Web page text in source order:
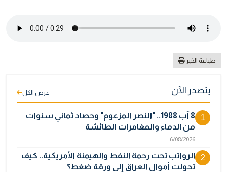
طباعة الخبر
يتصدر الآن عرض الكل
1
8 آب 1988.. "النصر المزعوم" وحصاد ثماني سنوات
من الدماء والمغامرات الطائشة
6/08/2026
2
الرواتب تحت رحمة النفط والهيمنة الأمريكية.. كيف
تحولت أموال العراق إلى ورقة ضغط؟